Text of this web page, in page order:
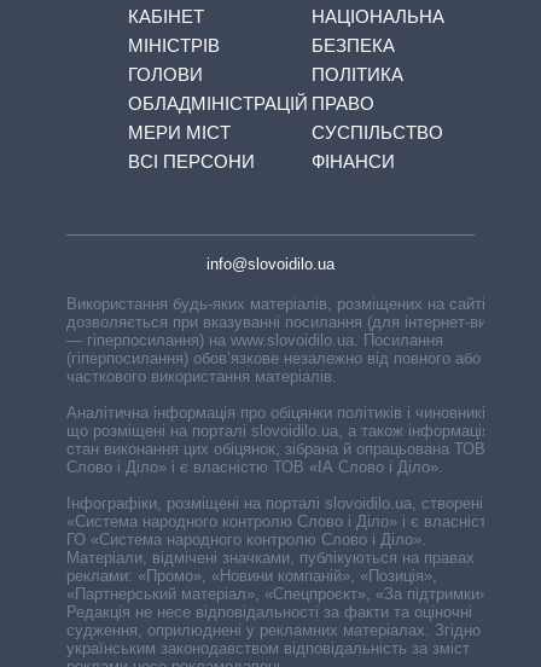
КАБІНЕТ
МІНІСТРІВ
ГОЛОВИ
ОБЛАДМІНІСТРАЦІЙ
МЕРИ МІСТ
ВСІ ПЕРСОНИ
НАЦІОНАЛЬНА
БЕЗПЕКА
ПОЛІТИКА
ПРАВО
СУСПІЛЬСТВО
ФІНАНСИ
info@slovoidilo.ua
Використання будь-яких матеріалів, розміщених на сайті,
дозволяється при вказуванні посилання (для інтернет-видань
— гіперпосилання) на www.slovoidilo.ua. Посилання
(гіперпосилання) обов’язкове незалежно від повного або
часткового використання матеріалів.
Аналітична інформація про обіцянки політиків і чиновників,
що розміщені на порталі slovoidilo.ua, а також інформація про
стан виконання цих обіцянок, зібрана й опрацьована ТОВ «ІА
Слово і Діло» і є власністю ТОВ «ІА Слово і Діло».
Інфографіки, розміщені на порталі slovoidilo.ua, створені ГО
«Система народного контролю Слово і Діло» і є власністю
ГО «Система народного контролю Слово і Діло».
Матеріали, відмічені значками, публікуються на правах
реклами: «Промо», «Новини компаній», «Позиція»,
«Партнерський матеріал», «Спецпроєкт», «За підтримки».
Редакція не несе відповідальності за факти та оціночні
судження, оприлюднені у рекламних матеріалах. Згідно з
українським законодавством відповідальність за зміст